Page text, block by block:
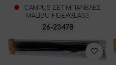
CAMPUS ΣΕΤ ΜΠΑΝΕΛΕΣ
MALIBU-FIBERGLASS
26-23478